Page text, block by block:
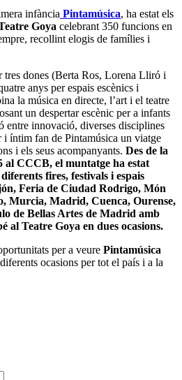
infància Pintamúsica, ha estat els
Goya celebrant 350 funcions en
recollint elogis de famílies i
tres dones (Berta Ros, Lorena Lliró i
anys per espais escènics i
la música en directe, l’art i el teatre
un despertar escènic per a infants
entre innovació, diverses disciplines
íntim fan de Pintamúsica un viatge
i els seus acompanyants. Des de la
al CCCB, el muntatge ha estat
fires, festivals i espais
Feria de Ciudad Rodrigo, Món
Murcia, Madrid, Cuenca, Ourense,
de Bellas Artes de Madrid amb
al Teatre Goya en dues ocasions.
per a veure Pintamúsica
ocasions per tot el país i a la